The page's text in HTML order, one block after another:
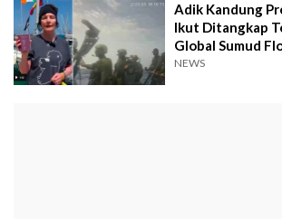
Adik Kandung
Ikut Ditangkap
Global Sumud
NEWS